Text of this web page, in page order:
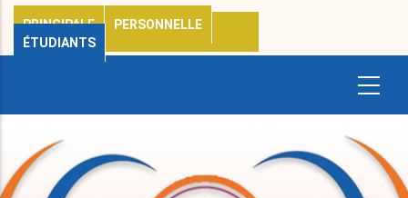
PRINCIPALE
PERSONNELLE
ÉTUDIANTS